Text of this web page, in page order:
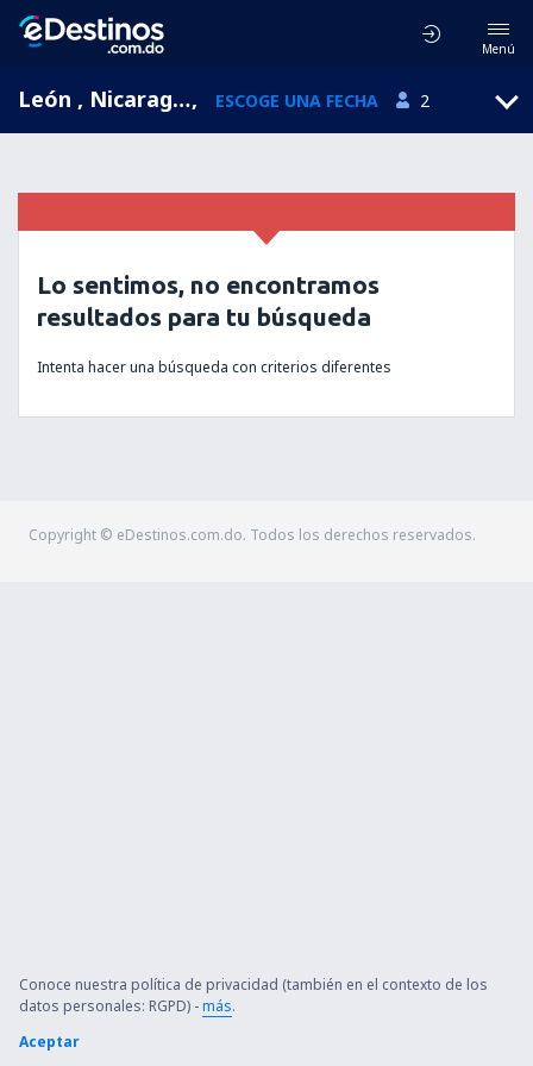
Menú
León , Nicaragua, ESCOGE UNA FECHA 2
Lo sentimos, no encontramos
resultados para tu búsqueda
Intenta hacer una búsqueda con criterios diferentes
Copyright © eDestinos.com.do. Todos los derechos reservados.
Conoce nuestra política de privacidad (también en el contexto de los
datos personales: RGPD) -más.
Aceptar